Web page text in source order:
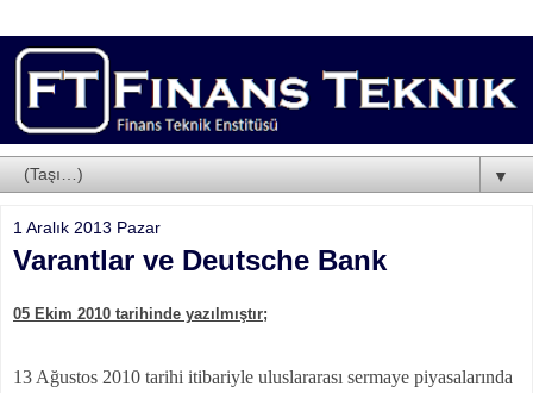
▼
1 Aralık 2013 Pazar
Varantlar ve Deutsche Bank
05 Ekim 2010 tarihinde yazılmıştır;
13 Ağustos 2010 tarihi itibariyle uluslararası sermaye piyasalarında